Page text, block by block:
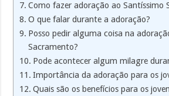
Como fazer adoração ao Santíssimo
O que falar durante a adoração?
Posso pedir alguma coisa na
Sacramento?
Pode acontecer algum milagre
Importância da adoração para os
Quais são os benefícios para os